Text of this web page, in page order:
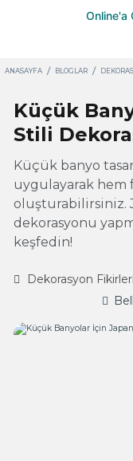
ANASAYFA BLOGLAR
Küçük
Stili
Küçük banyo
uygulayarak hem
oluşturabilirsiniz.
dekorasyonu
keşfedin!
Dekorasyon Fikirleri